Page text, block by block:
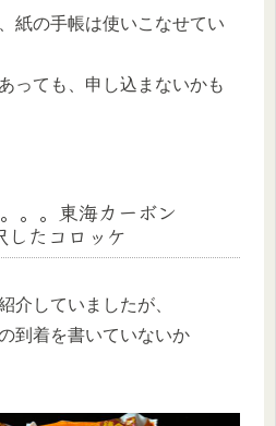
紙の手帳は使いこなせてい
っても、申し込まないかも
。。東海カーボン
したコロッケ
介していましたが、
到着を書いていないか